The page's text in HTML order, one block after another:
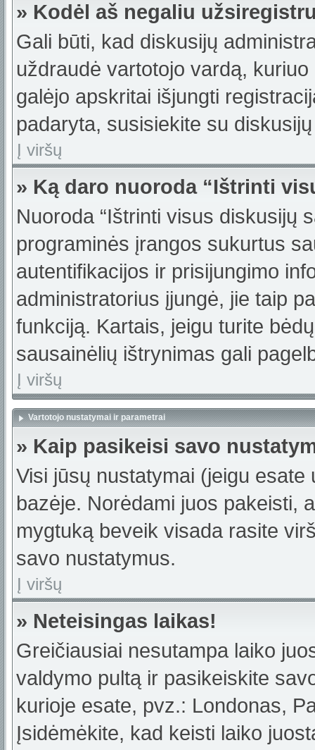
» Kodėl aš negaliu
Gali būti, kad diskusijų
uždraudė vartotojo vardą,
galėjo apskritai išjungti
padaryta, susisiekite su
Į viršų
» Ką daro nuoroda “Ištrinti
Nuoroda “Ištrinti visus diskusijų
programinės įrangos sukurtus
autentifikacijos ir prisijungimo
administratorius įjungė, jie taip
funkciją. Kartais, jeigu turite
sausainėlių ištrynimas gali
Į viršų
Vartotojo nustatymai ir parametrai
» Kaip pasikeisi savo
Visi jūsų nustatymai (jeigu
bazėje. Norėdami juos pakeisti,
mygtuką beveik visada rasite
savo nustatymus.
Į viršų
» Neteisingas laikas!
Greičiausiai nesutampa laiko
valdymo pultą ir pasikeiskite
kurioje esate, pvz.: Londonas,
Įsidėmėkite, kad keisti laiko